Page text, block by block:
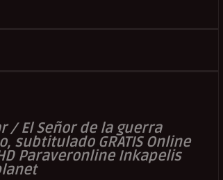
/ El Señor de la guerra
GRATIS Online
Paraveronline Inkapelis